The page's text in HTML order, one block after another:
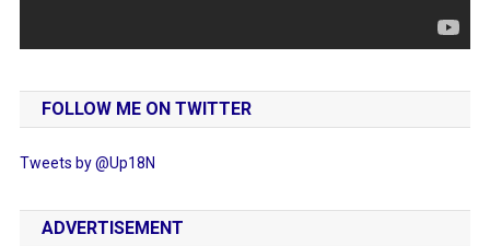
FOLLOW ME ON TWITTER
Tweets by @Up18N
ADVERTISEMENT